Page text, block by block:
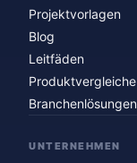
Projektvorlagen
Blog
Leitfäden
Produktvergleiche
Branchenlösungen
UNTERNEHMEN